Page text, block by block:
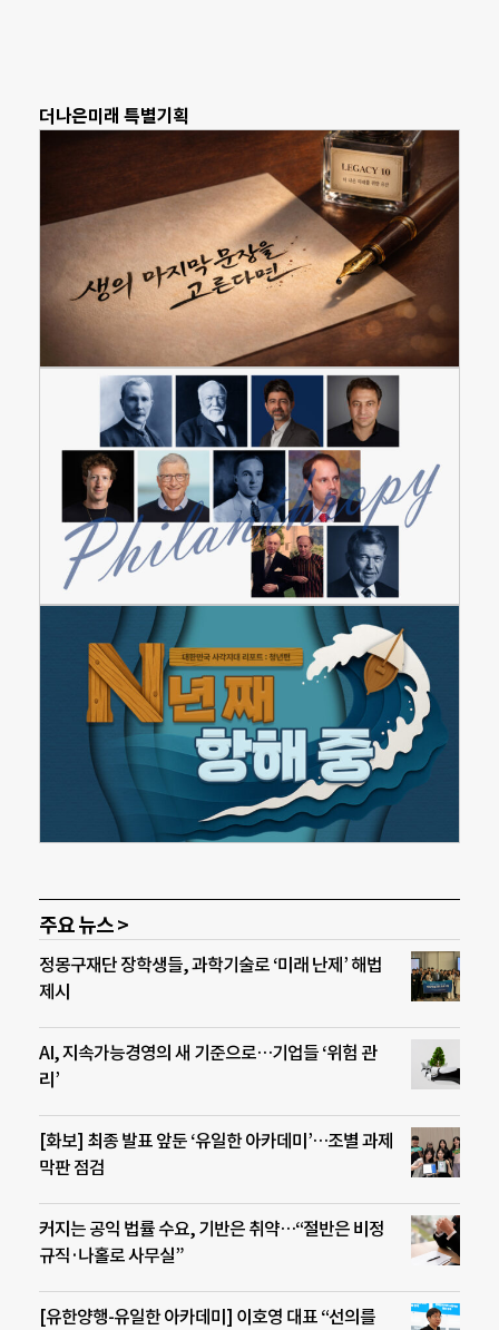
더나은미래 특별기획
주요 뉴스 >
정몽구재단 장학생들, 과학기술로 ‘미래 난제’ 해법
제시
AI, 지속가능경영의 새 기준으로…기업들 ‘위험 관
리’
[화보] 최종 발표 앞둔 ‘유일한 아카데미’…조별 과제
막판 점검
커지는 공익 법률 수요, 기반은 취약…“절반은 비정
규직·나홀로 사무실”
[유한양행-유일한 아카데미] 이호영 대표 “선의를